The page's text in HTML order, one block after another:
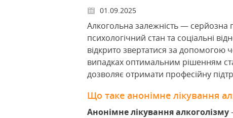
01.09.2025
Алкогольна залежність — серйозна
психологічний стан та соціальні
відкрито звертатися за допомогою
випадках оптимальним рішенням
дозволяє отримати професійну
Що таке анонімне лікування
Анонімне лікування алкоголізму